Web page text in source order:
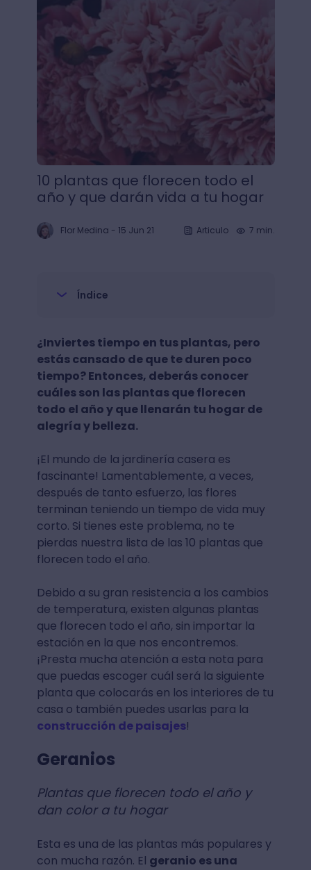
10 plantas que florecen todo el
año y que darán vida a tu hogar
Flor Medina - 15 Jun 21 Articulo 7 min.
Índice
¿Inviertes tiempo en tus plantas, pero
estás cansado de que te duren poco
tiempo? Entonces, deberás conocer
cuáles son las plantas que florecen
todo el año y que llenarán tu hogar de
alegría y belleza.
¡El mundo de la jardinería casera es
fascinante! Lamentablemente, a veces,
después de tanto esfuerzo, las flores
terminan teniendo un tiempo de vida muy
corto. Si tienes este problema, no te
pierdas nuestra lista de las 10 plantas que
florecen todo el año.
Debido a su gran resistencia a los cambios
de temperatura, existen algunas plantas
que florecen todo el año, sin importar la
estación en la que nos encontremos.
¡Presta mucha atención a esta nota para
que puedas escoger cuál será la siguiente
planta que colocarás en los interiores de tu
casa o también puedes usarlas para la
construcción de paisajes!
Geranios
Plantas que florecen todo el año y
dan color a tu hogar
Esta es una de las plantas más populares y
con mucha razón. El geranio es una